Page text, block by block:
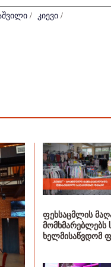
/ კიევი /
ფეხსაცმლის
მომხმარებლებს
ხელმისაწვდომ